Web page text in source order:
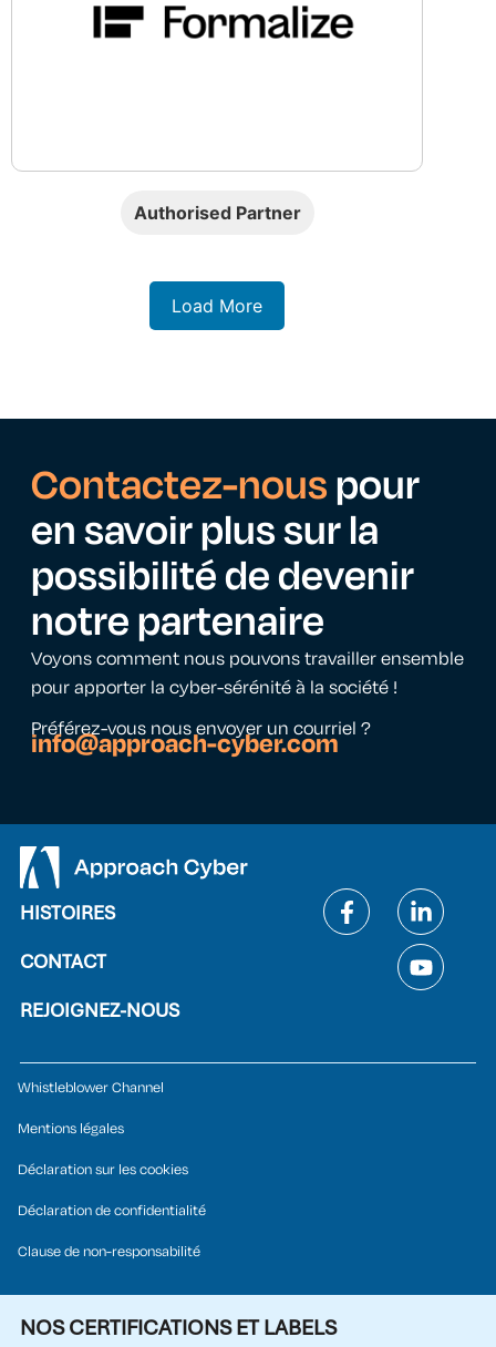
Authorised Partner
Load More
Contactez-nouspour
en savoir plus sur la
possibilité de devenir
notre partenaire
Voyons comment nous pouvons travailler ensemble
pour apporter la cyber-sérénité à la société !
Préférez-vous nous envoyer un courriel ?
info@approach-cyber.com
HISTOIRES
CONTACT
REJOIGNEZ-NOUS
Whistleblower Channel
Mentions légales
Déclaration sur les cookies
Déclaration de confidentialité
Clause de non-responsabilité
NOS CERTIFICATIONS ET LABELS